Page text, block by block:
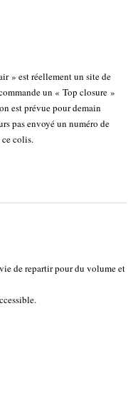
» est réellement un site de
un « Top closure »
est prévue pour demain
pas envoyé un numéro de
colis.
de repartir pour du volume et